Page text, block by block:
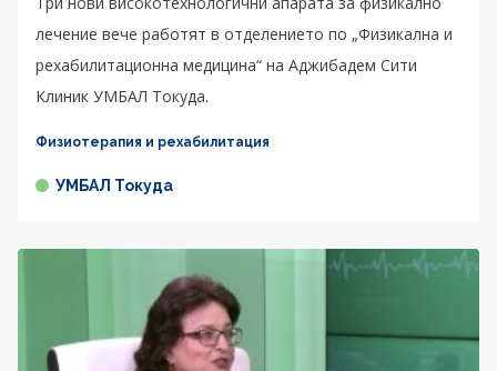
лечение вече работят в отделението по „Физикална и
рехабилитационна медицина“ на Аджибадем Сити
Клиник УМБАЛ Токуда.
Физиотерапия и рехабилитация
УМБАЛ Токуда